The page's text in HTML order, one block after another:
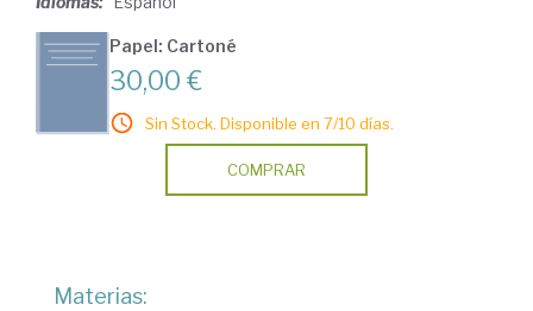
Papel: Cartoné
30,00 €
Sin Stock. Disponible en 7/10 días.
COMPRAR
Materias: